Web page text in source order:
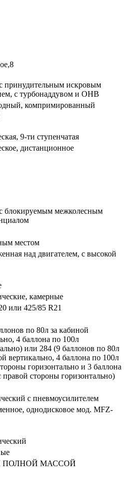
принудительным искровым
с турбонаддувом и ОНВ
компримированный
9-ти ступенчатая
дистанционное
блокируемым межколесным
местом
над двигателем, с высокой
камерные
или 425/85 R21
по 80л за кабиной
4 баллона по 100л
или 284 (9 баллонов по 80л
вертикально, 4 баллона по 100л
горизонтально и 3 баллона
правой стороны горизонтально)
с пневмоусилителем
однодисковое мод. MFZ-
ПОЛНОЙ МАССОЙ